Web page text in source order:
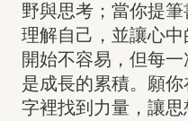
野與思考；當你提筆
理解自己，並讓心
開始不容易，但每
是成長的累積。願
字裡找到力量，讓